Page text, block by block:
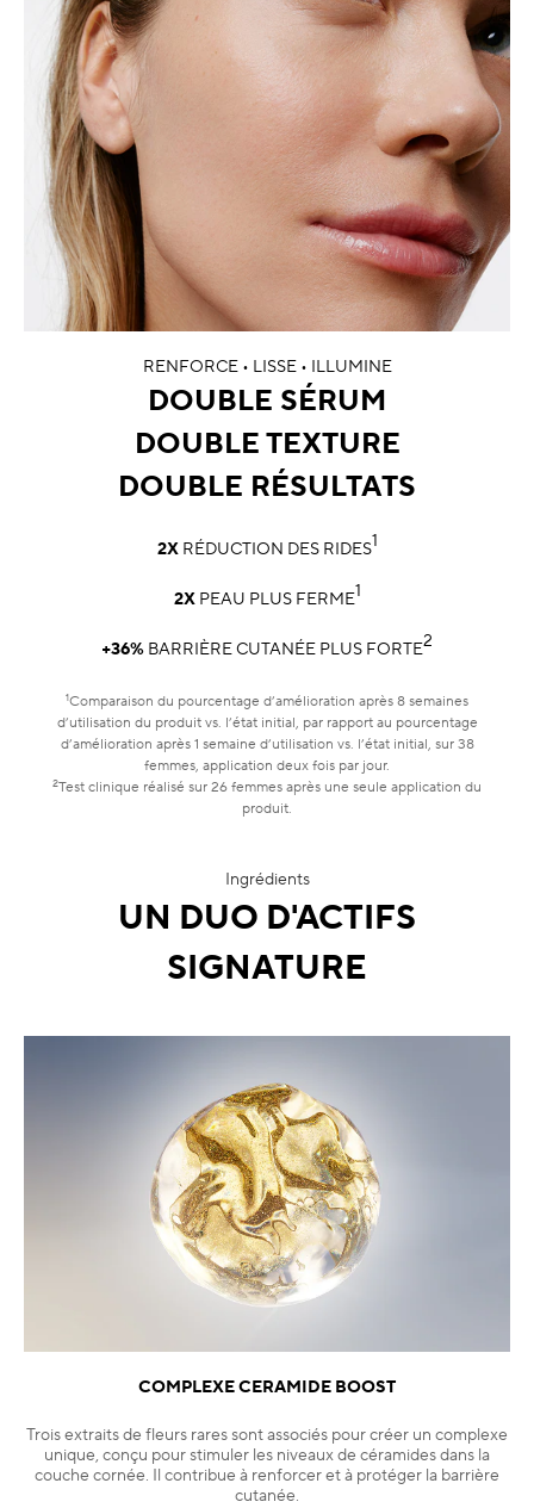
RENFORCE • LISSE • ILLUMINE
DOUBLE SÉRUM
DOUBLE TEXTURE
DOUBLE RÉSULTATS
2X RÉDUCTION DES RIDES1
2X PEAU PLUS FERME1
+36% BARRIÈRE CUTANÉE PLUS FORTE2
1Comparaison du pourcentage d’amélioration après 8 semaines
d’utilisation du produit vs. l’état initial, par rapport au pourcentage
d’amélioration après 1 semaine d’utilisation vs. l’état initial, sur 38
femmes, application deux fois par jour.
2Test clinique réalisé sur 26 femmes après une seule application du
produit.
Ingrédients
UN DUO D'ACTIFS
SIGNATURE
COMPLEXE CERAMIDE BOOST
Trois extraits de fleurs rares sont associés pour créer un complexe
unique, conçu pour stimuler les niveaux de céramides dans la
couche cornée. Il contribue à renforcer et à protéger la barrière
cutanée.